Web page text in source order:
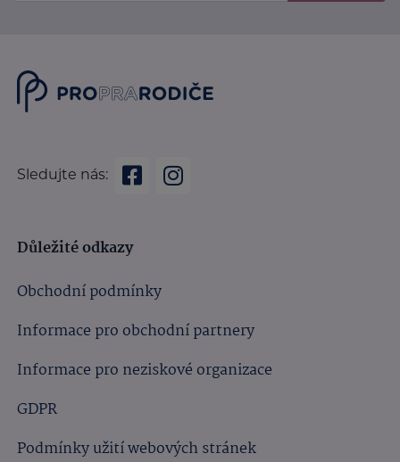
Sledujte nás:
Důležité odkazy
Obchodní podmínky
Informace pro obchodní partnery
Informace pro neziskové organizace
GDPR
Podmínky užití webových stránek